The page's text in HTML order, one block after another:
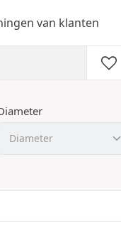
van klanten